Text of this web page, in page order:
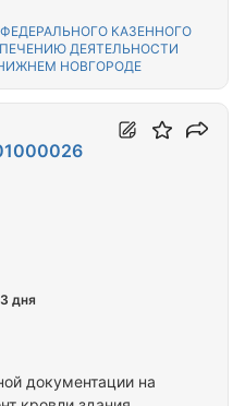
расположенного по
пр. Кирова,
КАЗЕННОГО
ДЕЯТЕЛЬНОСТИ
НОВГОРОДЕ
документации на
дня